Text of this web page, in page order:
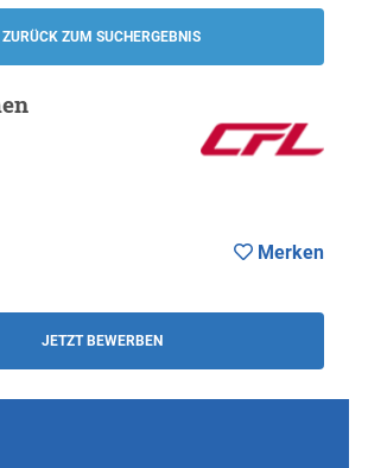
ZURÜCK ZUM SUCHERGEBNIS
JETZT BEWERBEN
Merken